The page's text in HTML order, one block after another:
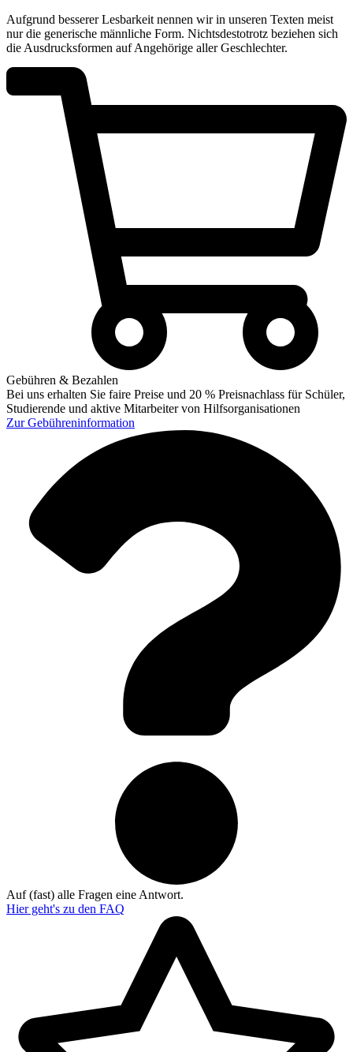
Aufgrund besserer Lesbarkeit nennen wir in unseren Texten meist
nur die generische männliche Form. Nichtsdestotrotz beziehen sich
die Ausdrucksformen auf Angehörige aller Geschlechter.
Gebühren & Bezahlen
Bei uns erhalten Sie faire Preise und 20 % Preisnachlass für Schüler,
Studierende und aktive Mitarbeiter von Hilfsorganisationen
ZurGebühreninformation
Auf (fast) alle Fragen eine Antwort.
Hier geht's zu den FAQ